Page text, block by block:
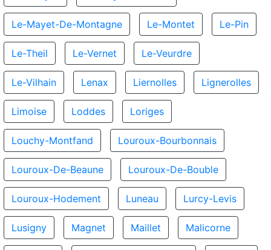
Le-Mayet-De-Montagne Le-Montet Le-Pin
Le-Theil Le-Vernet Le-Veurdre
Le-Vilhain Lenax Liernolles Lignerolles
Limoise Loddes Loriges
Louchy-Montfand Louroux-Bourbonnais
Louroux-De-Beaune Louroux-De-Bouble
Louroux-Hodement Luneau Lurcy-Levis
Lusigny Magnet Maillet Malicorne